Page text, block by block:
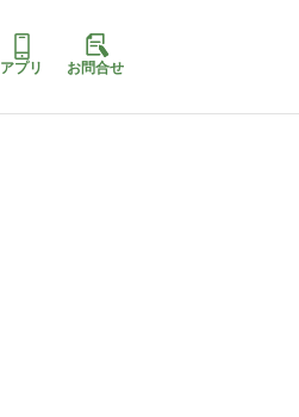
アプリ お問合せ